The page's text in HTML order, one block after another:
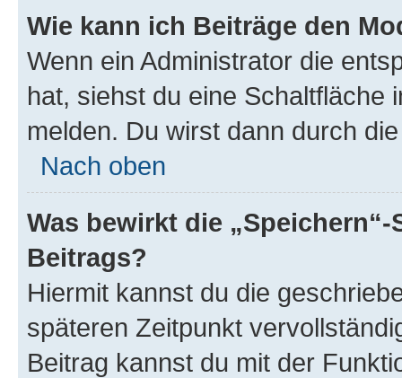
Wie kann ich Beiträge den
Wenn ein Administrator die
hat, siehst du eine Schaltfläche
melden. Du wirst dann durch
Nach oben
Was bewirkt die
Beitrags?
Hiermit kannst du die
späteren Zeitpunkt
Beitrag kannst du mit der